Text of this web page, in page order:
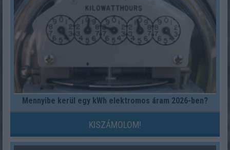
Mennyibe kerül egy kWh elektromos áram 2026-ben?
KISZÁMOLOM!